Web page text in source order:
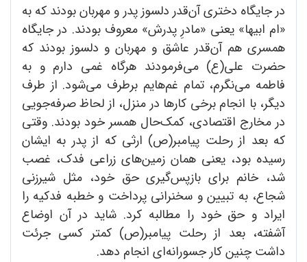
در جایگاه دختری آن‌قدر دلسوز پدر و مهربان بودند که به
«ام ابیها» یعنی «مادرِ پدرش» معروف بودند. در جایگاه
همسری هم آن‌قدر عاشق و مهربان و دلسوز بودند که
حضرت علی‌(ع) می‌فرمودند هرگاه غمی دارم و به
فاطمه می‌نگرم، تمام غم‌هایم برطرف می‌شود. از طرف
دیگر، با انجام برخی کارها در منزل، از لحاظ صرفه‌جویی
در مخارج اقتصادی، کمک‌حال همسر خود بودند. وقتی
که بعد از رحلت پیامبر‌(ص) ارثی که از پدر به ایشان
رسیده بود، یعنی همان زمین‌های زراعی فدک، غصب
شد، خانم برای بازپس‌گیری حق خود، مثل شیرزنی
شجاع، به تبیین و سخنرانی پرداخت و خطبه فدکیه را
ایراد و حق خود را مطالبه کرد. شاید در آن اوضاع
آشفته، بعد از رحلت پیامبر‌(ص) کمتر کسی جرئت
داشت چنین کار جسورانه‌ای انجام دهد.